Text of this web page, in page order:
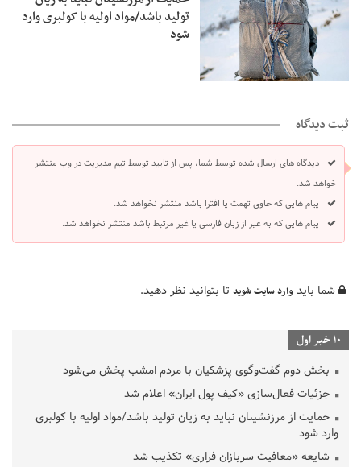
تولید باشد/مواد اولیه با کولبری وارد
شود
ثبت دیدگاه
دیدگاه های ارسال شده توسط شما، پس از تایید توسط تیم مدیریت در وب منتشر
خواهد شد.
پیام هایی که حاوی تهمت یا افترا باشد منتشر نخواهد شد.
پیام هایی که به غیر از زبان فارسی یا غیر مرتبط باشد منتشر نخواهد شد.
شما باید وارد سایت شوید تا بتوانید نظر دهید.
10 خبر اول
بخش دوم گفت‌وگوی پزشکیان با مردم امشب پخش می‌شود
جزئیات فعال‌سازی «کیف پول ایران» اعلام شد
حمایت از مرزنشینان نباید به زیان تولید باشد/مواد اولیه با کولبری
وارد شود
شایعه «معافیت سربازان فراری» تکذیب شد